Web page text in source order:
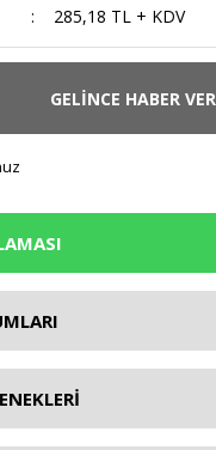
285,18 TL + KDV
GELİNCE HABER VER